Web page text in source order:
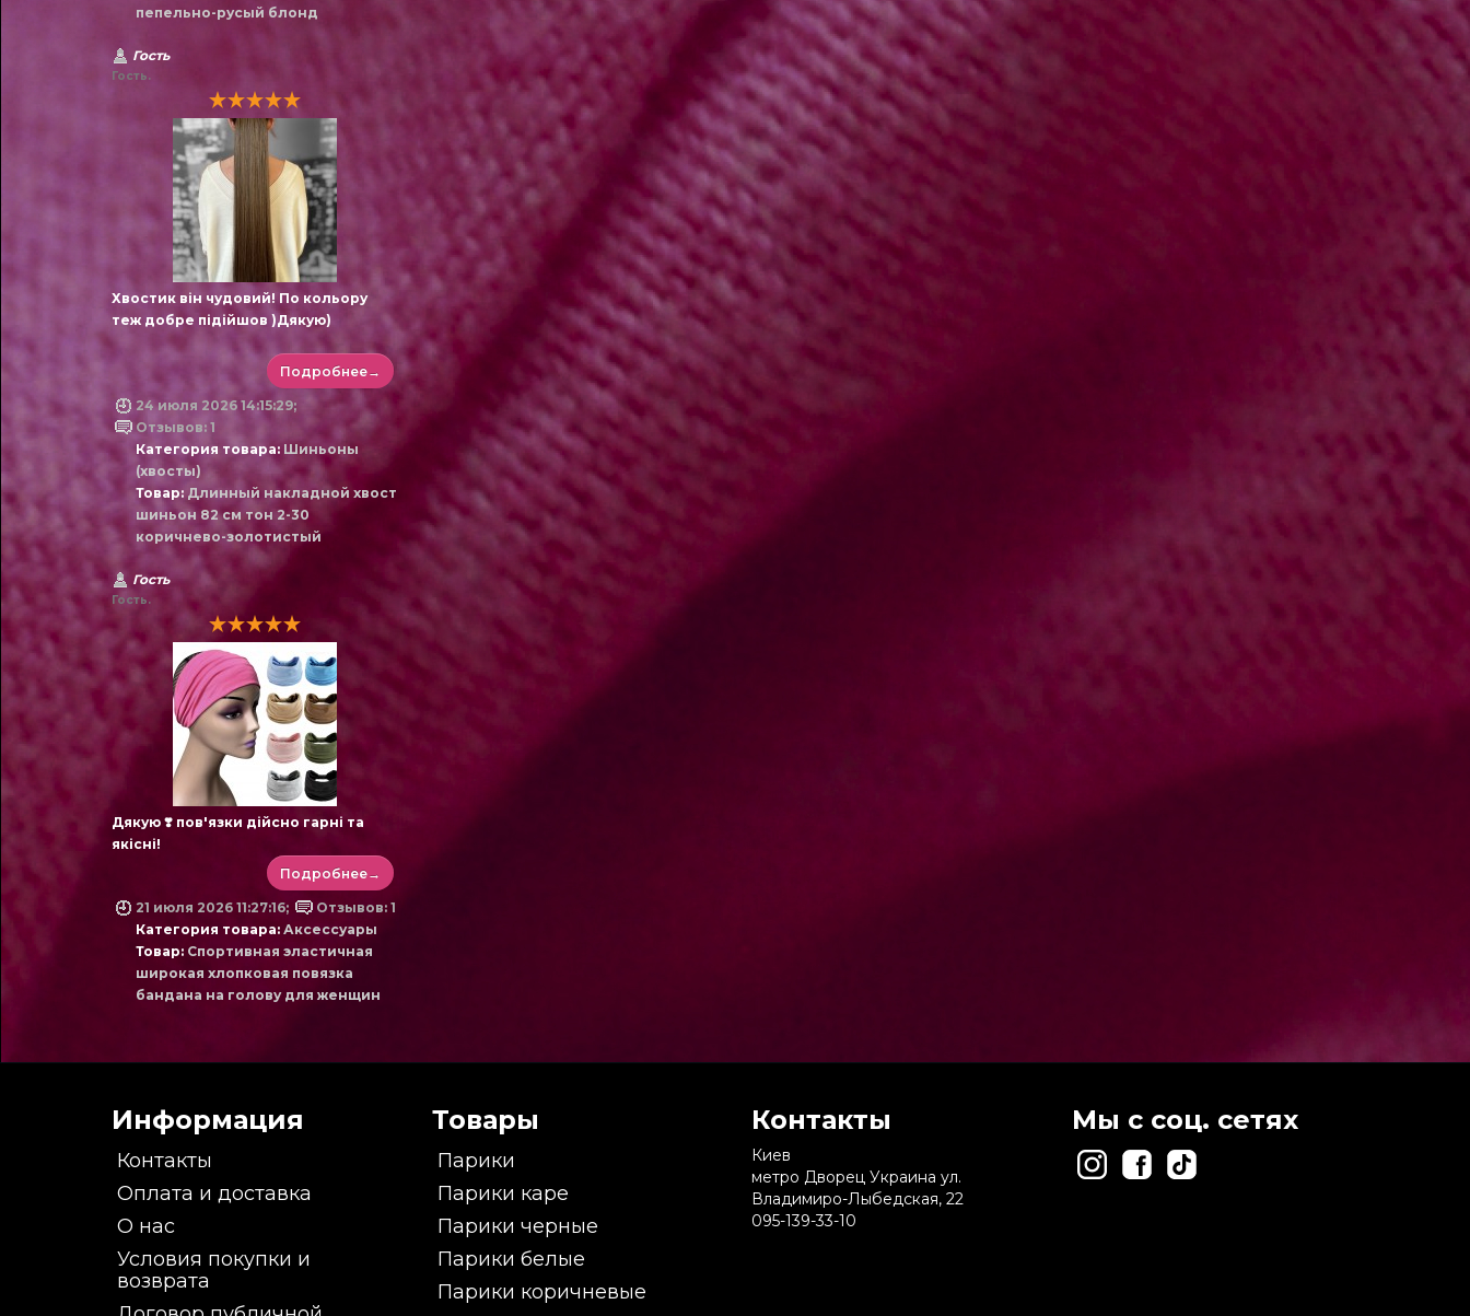
пепельно-русый блонд
Гость
Гость.
Хвостик він чудовий! По кольору
теж добре підійшов )Дякую)
Подробнее→
24 июля 2026 14:15:29;
Отзывов: 1
Категория товара: Шиньоны
(хвосты)
Товар: Длинный накладной хвост
шиньон 82 см тон 2-30
коричнево-золотистый
Гость
Гость.
Дякую ❣️ пов'язки дійсно гарні та
якісні!
Подробнее→
21 июля 2026 11:27:16;
Отзывов: 1
Категория товара: Аксессуары
Товар: Спортивная эластичная
широкая хлопковая повязка
бандана на голову для женщин
Информация
Контакты
Оплата и доставка
О нас
Условия покупки и
возврата
Товары
Парики
Парики каре
Парики черные
Парики белые
Парики коричневые
Контакты
Киев
метро Дворец Украина ул.
Владимиро-Лыбедская, 22
095-139-33-10
Мы с соц. сетях